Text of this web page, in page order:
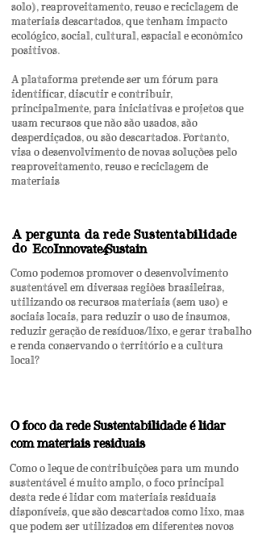
solo), reaproveitamento, reuso e reciclagem de
materiais descartados, que tenham impacto
ecológico, social, cultural, espacial e econômico
positivos.
A plataforma pretende ser um fórum para
identificar, discutir e contribuir,
principalmente, para iniciativas e projetos que
usam recursos que não são usados, são
desperdiçados, ou são descartados. Portanto,
visa o desenvolvimento de novas soluções pelo
reaproveitamento, reuso e reciclagem de
materiais
A pergunta da rede Sustentabilidade
do EcoInnovate Sustain
4
Como podemos promover o desenvolvimento
sustentável em diversas regiões brasileiras,
utilizando os recursos materiais (sem uso) e
sociais locais, para reduzir o uso de insumos,
reduzir geração de resíduos/lixo, e gerar trabalho
e renda conservando o território e a cultura
local?​
​Como o leque de contribuições para um mundo
sustentável é muito amplo, o foco principal
desta rede é lidar com materiais residuais
disponíveis, que são descartados como lixo, mas
que podem ser utilizados em diferentes novos
O foco da rede Sustentabilidade é lidar
com materiais residuais